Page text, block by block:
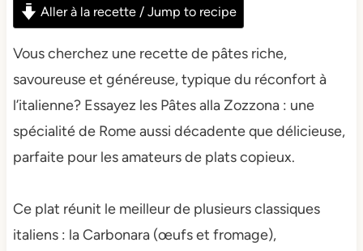
Aller à la recette / Jump to recipe
Vous cherchez une recette de pâtes riche,
savoureuse et généreuse, typique du réconfort à
l’italienne? Essayez les Pâtes alla Zozzona : une
spécialité de Rome aussi décadente que délicieuse,
parfaite pour les amateurs de plats copieux.
Ce plat réunit le meilleur de plusieurs classiques
italiens : la Carbonara (œufs et fromage),